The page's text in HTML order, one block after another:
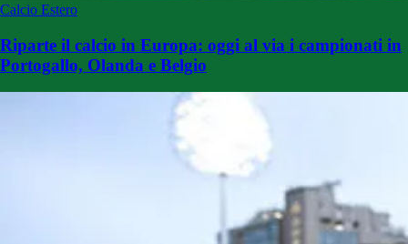
Calcio Estero
Riparte il calcio in Europa: oggi al via i campionati in
Portogallo, Olanda e Belgio